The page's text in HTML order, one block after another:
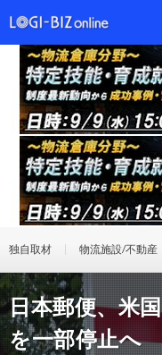
独自取材 物流施設/不動産
日本郵便、米
を一部停止へ